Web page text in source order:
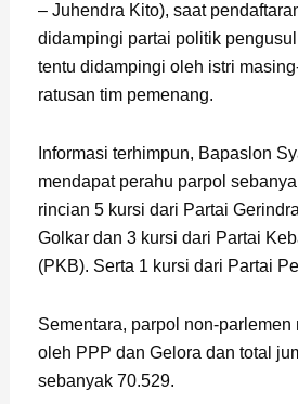
– Juhendra Kito), saat
didampingi partai politik
tentu didampingi oleh istri
ratusan tim pemenang.
Informasi terhimpun, Bapaslon
mendapat perahu parpol
rincian 5 kursi dari Partai
Golkar dan 3 kursi dari Partai
(PKB). Serta 1 kursi dari Partai
Sementara, parpol non-parlemen
oleh PPP dan Gelora dan total
sebanyak 70.529.